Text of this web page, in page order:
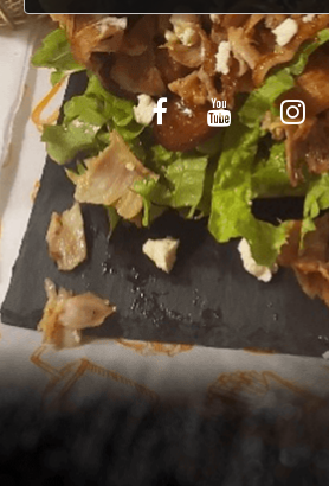
MENTIONS LÉGALES
C.G.V